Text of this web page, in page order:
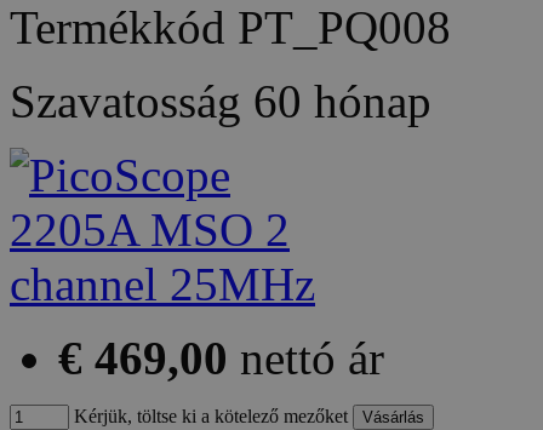
Termékkód PT_PQ008
Szavatosság 60 hónap
€ 469,00 nettó ár
Kérjük, töltse ki a kötelező mezőket